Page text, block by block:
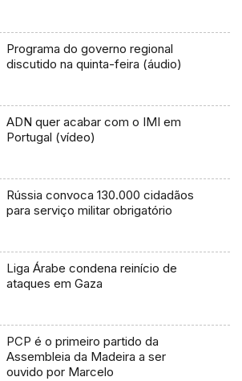
Programa do governo regional
discutido na quinta-feira (áudio)
ADN quer acabar com o IMI em
Portugal (vídeo)
Rússia convoca 130.000 cidadãos
para serviço militar obrigatório
Liga Árabe condena reinício de
ataques em Gaza
PCP é o primeiro partido da
Assembleia da Madeira a ser
ouvido por Marcelo